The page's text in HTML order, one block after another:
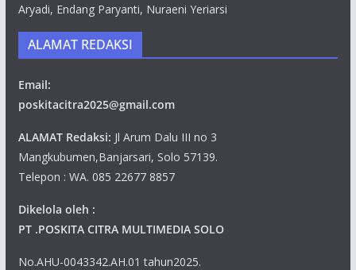
Aryadi, Endang Paryanti, Nuraeni Yeriarsi
ALAMAT REDAKSI
Email:
poskitacitra2025@gmail.com
ALAMAT Redaksi: Jl Arum Dalu III no 3
Mangkubumen,Banjarsari, Solo 57139.
Telepon : WA. 085 22677 8857
Dikelola oleh :
PT .POSKITA CITRA MULTIMEDIA SOLO
No.AHU-0043342.AH.01 tahun2025.